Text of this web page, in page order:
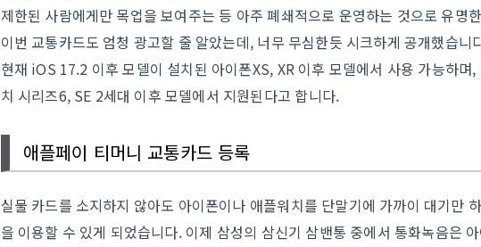
제한된 사람에게만 목업을 보여주는 등 아주 폐쇄적으로 운영하는 것으로 유명
이번 교통카드도 엄청 광고할 줄 알았는데, 너무 무심한듯 시크하게 공개했습니
현재 iOS 17.2 이후 모델이 설치된 아이폰XS, XR 이후 모델에서 사용 가능하
치 시리즈6, SE 2세대 이후 모델에서 지원된다고 합니다.
애플페이 티머니 교통카드 등록
실물 카드를 소지하지 않아도 아이폰이나 애플워치를 단말기에 가까이 대기만
을 이용할 수 있게 되었습니다. 이제 삼성의 삼신기 삼밴통 중에서 통화녹음은